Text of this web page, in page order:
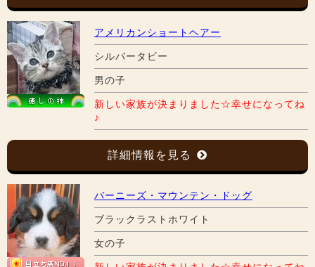
アメリカンショートヘアー
シルバータビー
男の子
新しい家族が決まりました☆幸せになってね
♪
詳細情報を見る
バーニーズ・マウンテン・ドッグ
ブラックラストホワイト
女の子